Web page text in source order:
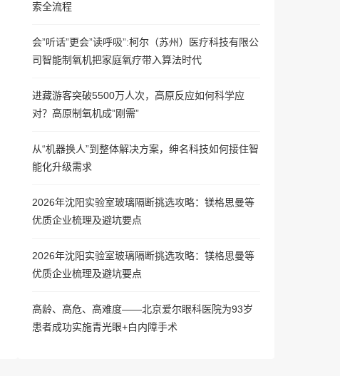
索全流程
会”听话”更会”读呼吸”:柯尔（苏州）医疗科技有限公
司智能制氧机把家庭氧疗带入算法时代
进藏游客突破5500万人次，高原反应如何科学应
对？高原制氧机成”刚需”
从“机器换人”到整体解决方案，绅名科技如何接住智
能化升级需求
2026年沈阳实验室玻璃隔断挑选攻略：镁格思曼等
优质企业梳理及避坑要点
2026年沈阳实验室玻璃隔断挑选攻略：镁格思曼等
优质企业梳理及避坑要点
高龄、高危、高难度——北京爱尔眼科医院为93岁
患者成功实施青光眼+白内障手术